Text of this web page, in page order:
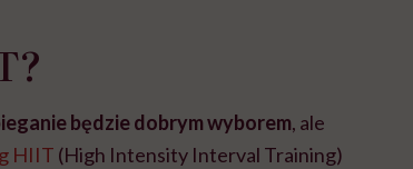
będzie dobrym wyborem, ale
HIIT (High Intensity Interval Training)